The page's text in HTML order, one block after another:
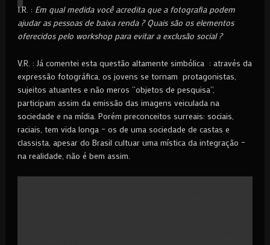
I.R. : Em qual medida você acredita que a fotografia podem
ajudar as pessoas de baixa renda ? Quais são os elementos
oferecidos pelo workshop para evitar a exclusão social ?
V.R. : Já comentei esta questão altamente simbólica : através da
expressão fotográfica, os jovens se tornam protagonistas,
sujeitos atuantes e não meros “objetos de pesquisa”,
participam assim da emissão das imagens veiculada na
sociedade e na mídia. Porém preconceitos surreais: sociais,
raciais, tem vida longa – os de uma sociedade de castas e
classista, apesar do Brasil cultuar uma mística da integração –
na realidade, não é bem assim.